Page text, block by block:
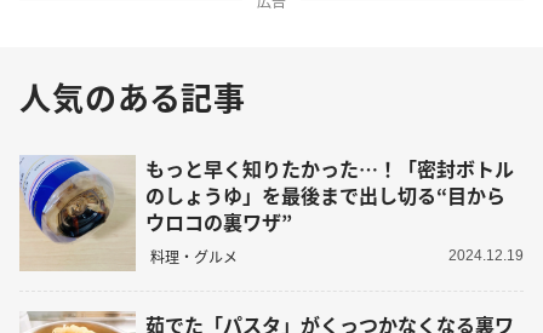
人気のある記事
もっと早く知りたかった…！「密封ボトル
のしょうゆ」を最後まで出し切る“目から
ウロコの裏ワザ”
料理・グルメ 2024.12.19
茹でた「パスタ」がくっつかなくなる裏ワ